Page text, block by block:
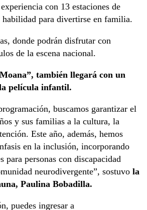
con 13 estaciones de
habilidad para divertirse en familia.
donde podrán disfrutar con
de la escena nacional.
, también llegará con un
película infantil.
buscamos garantizar el
y sus familias a la cultura, la
Este año, además, hemos
en la inclusión, incorporando
para personas con discapacidad
neurodivergente”, sostuvo la
Paulina Bobadilla.
puedes ingresar a